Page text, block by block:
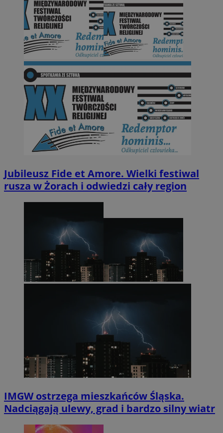
Jubileusz Fide et Amore. Wielki festiwal
rusza w Żorach i odwiedzi cały region
IMGW ostrzega mieszkańców Śląska.
Nadciągają ulewy, grad i bardzo silny wiatr